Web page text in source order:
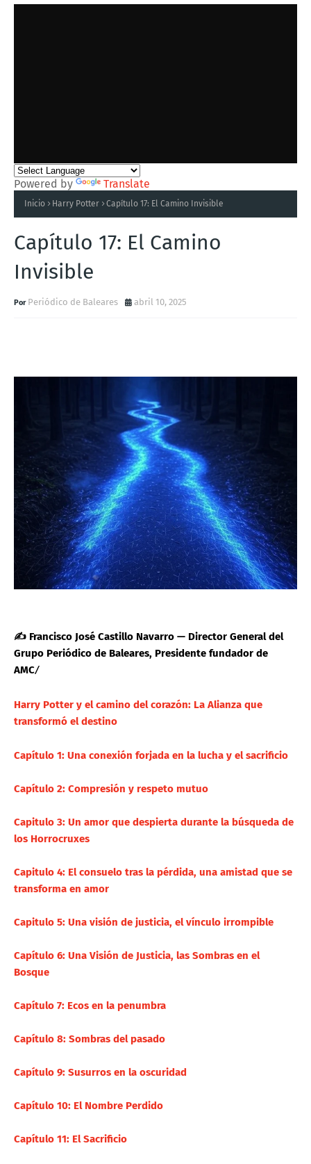
Powered by Translate
Inicio Harry Potter Capítulo 17: El Camino Invisible
Capítulo 17: El Camino
Invisible
Periódico de Baleares abril 10, 2025
✍️ Francisco José Castillo Navarro — Director General del
Grupo Periódico de Baleares, Presidente fundador de
AMC/
Harry Potter y el camino del corazón: La Alianza que
transformó el destino
Capítulo 1: Una conexión forjada en la lucha y el sacrificio
Capítulo 2: Compresión y respeto mutuo
Capitulo 3: Un amor que despierta durante la búsqueda de
los Horrocruxes
Capitulo 4: El consuelo tras la pérdida, una amistad que se
transforma en amor
Capitulo 5: Una visión de justicia, el vínculo irrompible
Capítulo 6: Una Visión de Justicia, las Sombras en el
Bosque
Capítulo 7: Ecos en la penumbra
Capítulo 8: Sombras del pasado
Capítulo 9: Susurros en la oscuridad
Capítulo 10: El Nombre Perdido
Capítulo 11: El Sacrificio